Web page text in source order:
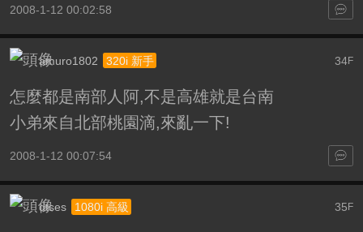
2008-1-12 00:02:58
34F
amuro1802 320i 新手
怎麼都是南部人阿,不是高雄就是台南
小弟來自北部桃園滴,來亂一下!
2008-1-12 00:07:54
35 F
dtses 1080i 高級